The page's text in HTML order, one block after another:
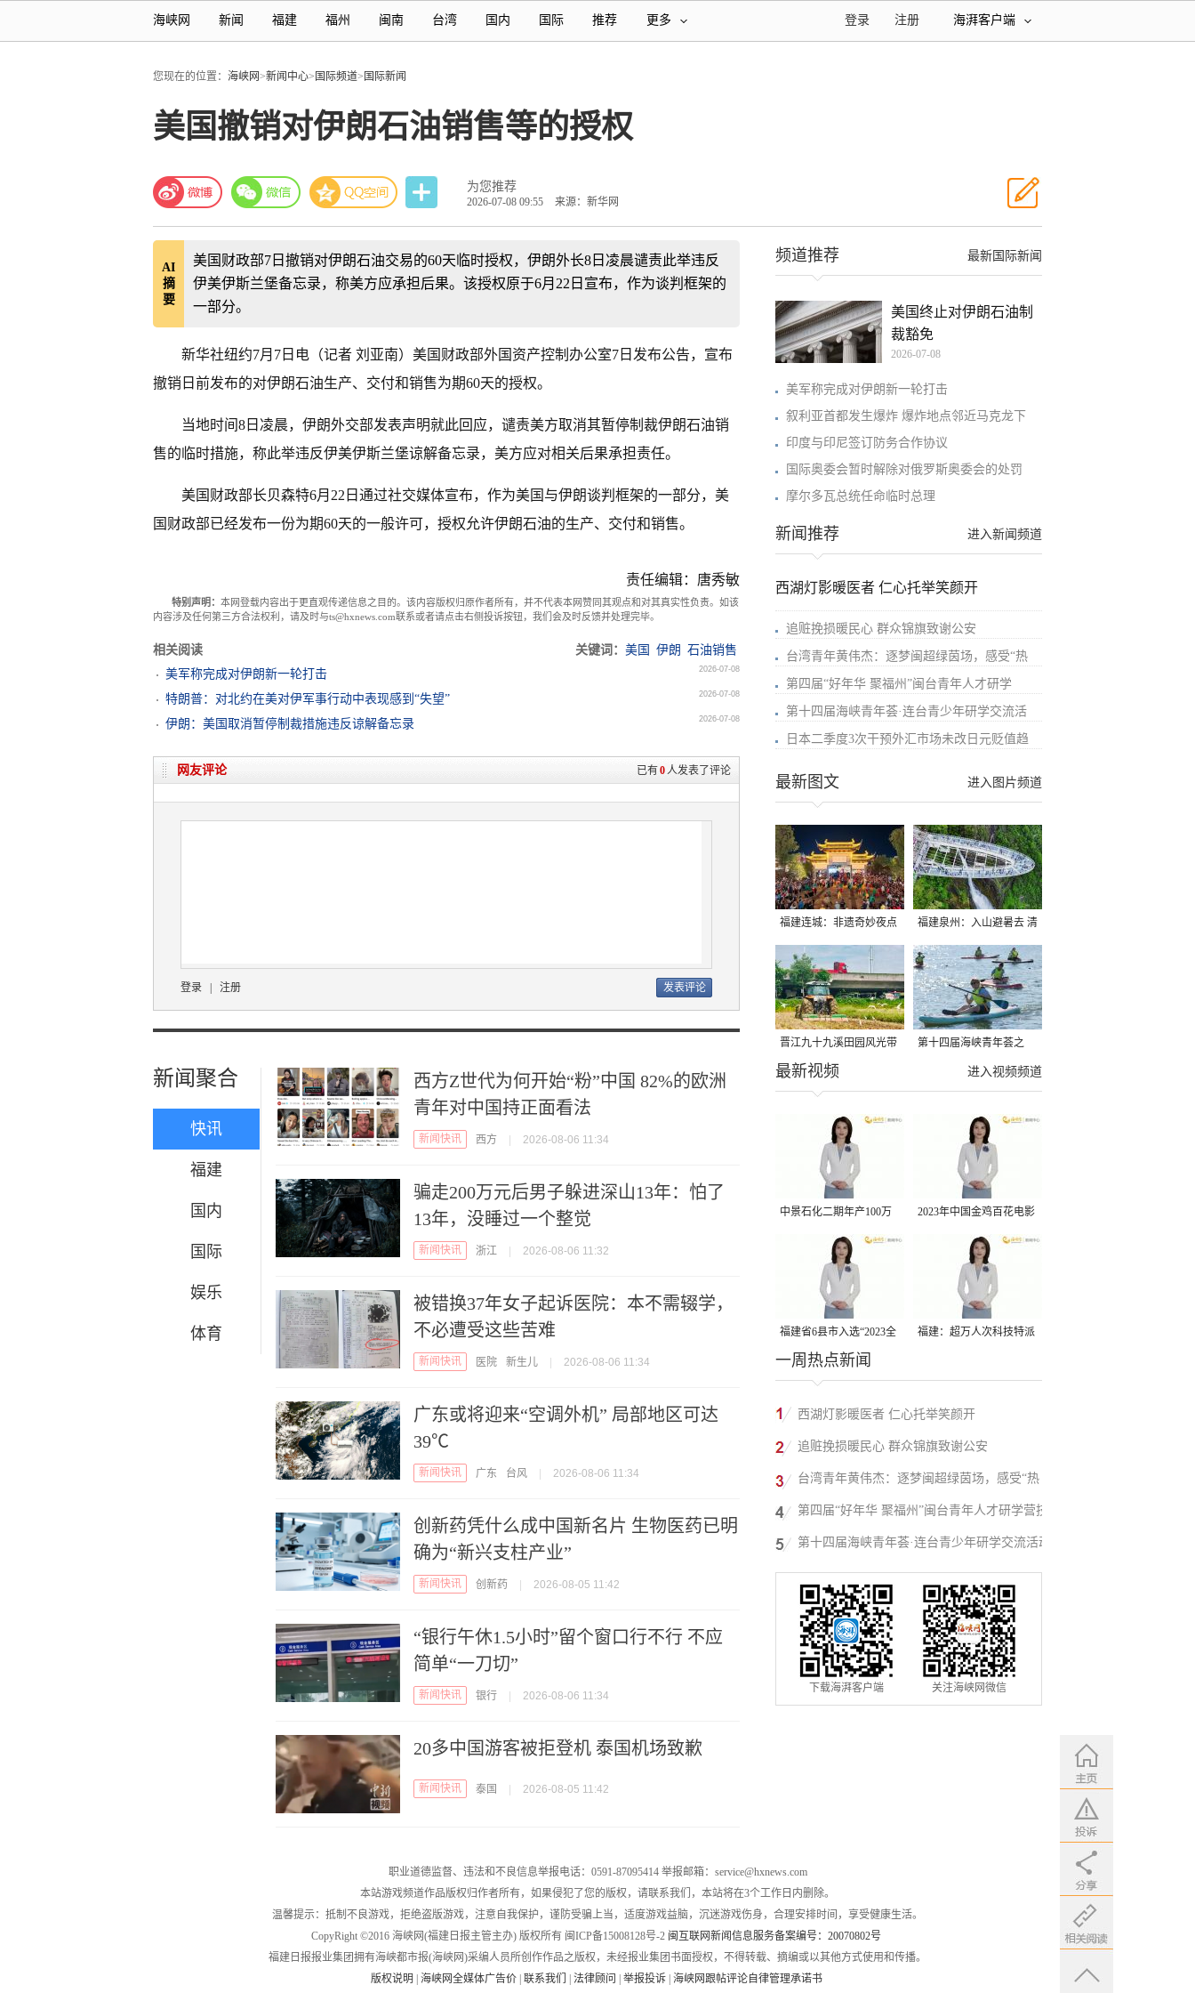
海峡网 新闻 福建 福州 闽南 台湾 国内 国际 推荐 更多 海湃客户端
注册
登录
您现在的位置： 海峡网>新闻中心> 国际频道> 国际新闻
美国撤销对伊朗石油销售等的授权
为您推荐
2026-07-08 09:55 来源：新华网
AI
摘
要
美国财政部7日撤销对伊朗石油交易的60天临时授权，伊朗外长8日凌晨谴责此举违反
伊美伊斯兰堡备忘录，称美方应承担后果。该授权原于6月22日宣布，作为谈判框架的
一部分。
新华社纽约7月7日电（记者 刘亚南）美国财政部外国资产控制办公室7日发布公告，宣布
撤销日前发布的对伊朗石油生产、交付和销售为期60天的授权。
当地时间8日凌晨，伊朗外交部发表声明就此回应，谴责美方取消其暂停制裁伊朗石油销
售的临时措施，称此举违反伊美伊斯兰堡谅解备忘录，美方应对相关后果承担责任。
美国财政部长贝森特6月22日通过社交媒体宣布，作为美国与伊朗谈判框架的一部分，美
国财政部已经发布一份为期60天的一般许可，授权允许伊朗石油的生产、交付和销售。
责任编辑：唐秀敏
特别声明： 本网登载内容出于更直观传递信息之目的。该内容版权归原作者所有，并不代表本网赞同其观点和对其真实性负责。如该
内容涉及任何第三方合法权利，请及时与ts@hxnews.com联系或者请点击右侧投诉按钮，我们会及时反馈并处理完毕。
相关阅读 关键词： 美国 伊朗 石油销售
美军称完成对伊朗新一轮打击
2026-07-08
特朗普：对北约在美对伊军事行动中表现感到“失望” 2026-07-08
伊朗：美国取消暂停制裁措施违反谅解备忘录 2026-07-08
已有0人发表了评论
网友评论
登录 注册
新闻聚合
快讯
福建
国内
国际
娱乐
体育
西方Z世代为何开始“粉”中国 82%的欧洲
青年对中国持正面看法
新闻快讯 西方 2026-08-06 11:34
骗走200万元后男子躲进深山13年：怕了
13年，没睡过一个整觉
新闻快讯 浙江 2026-08-06 11:32
被错换37年女子起诉医院：本不需辍学，
不必遭受这些苦难
新闻快讯 医院 新生儿 2026-08-06 11:34
广东或将迎来“空调外机” 局部地区可达
39℃
新闻快讯 广东 台风 2026-08-06 11:34
创新药凭什么成中国新名片 生物医药已明
确为“新兴支柱产业”
新闻快讯 创新药 2026-08-05 11:42
“银行午休1.5小时”留个窗口行不行 不应
简单“一刀切”
新闻快讯 银行 2026-08-06 11:34
20多中国游客被拒登机 泰国机场致歉
新闻快讯 泰国 2026-08-05 11:42
最新国际新闻
频道推荐
美国终止对伊朗石油制
裁豁免
2026-07-08
美军称完成对伊朗新一轮打击
叙利亚首都发生爆炸 爆炸地点邻近马克龙下
印度与印尼签订防务合作协议
国际奥委会暂时解除对俄罗斯奥委会的处罚
摩尔多瓦总统任命临时总理
进入新闻频道
新闻推荐
西湖灯影暖医者 仁心托举笑颜开
追赃挽损暖民心 群众锦旗致谢公安
台湾青年黄伟杰：逐梦闽超绿茵场，感受“热
第四届“好年华 聚福州”闽台青年人才研学
第十四届海峡青年荟·连台青少年研学交流活
日本二季度3次干预外汇市场未改日元贬值趋
进入图片频道
最新图文
福建连城：非遗奇妙夜点
亮夏夜
福建泉州：入山避暑去 清
凉好惬意
晋江九十九溪田园风光带
千亩早稻迎来成熟收割季
第十四届海峡青年荟之
2026榕台青年大学生水上
进入视频频道
最新视频
中景石化二期年产100万
吨丙烷脱氢项目建成中交
2023年中国金鸡百花电影
节有福电影巡展31日启动
福建省6县市入选“2023全
国县域发展潜力百强县”
福建：超万人次科技特派
一周热点新闻
西湖灯影暖医者 仁心托举笑颜开
追赃挽损暖民心 群众锦旗致谢公安
台湾青年黄伟杰：逐梦闽超绿茵场，感受“热
血”与温情
第四届“好年华 聚福州”闽台青年人才研学营技
术成果项目路演在榕举办
第十四届海峡青年荟·连台青少年研学交流活动
在福州启航
下载海湃客户端 关注海峡网微信
职业道德监督、违法和不良信息举报电话：0591-87095414 举报邮箱：service@hxnews.com
本站游戏频道作品版权归作者所有，如果侵犯了您的版权，请联系我们，本站将在3个工作日内删除。
温馨提示：抵制不良游戏，拒绝盗版游戏，注意自我保护，谨防受骗上当，适度游戏益脑，沉迷游戏伤身，合理安排时间，享受健康生活。
CopyRight ©2016 海峡网(福建日报主管主办) 版权所有 闽ICP备15008128号-2 闽互联网新闻信息服务备案编号：20070802号
福建日报报业集团拥有海峡都市报(海峡网)采编人员所创作作品之版权，未经报业集团书面授权，不得转载、摘编或以其他方式使用和传播。
版权说明
海峡网全媒体广告价 联系我们 法律顾问 举报投诉 海峡网跟帖评论自律管理承诺书